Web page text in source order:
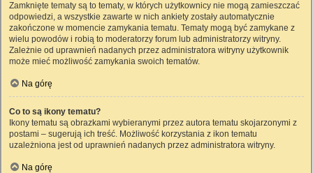
Zamknięte tematy są to tematy, w których użytkownicy nie mogą zamieszczać
odpowiedzi, a wszystkie zawarte w nich ankiety zostały automatycznie
zakończone w momencie zamykania tematu. Tematy mogą być zamykane z
wielu powodów i robią to moderatorzy forum lub administratorzy witryny.
Zależnie od uprawnień nadanych przez administratora witryny użytkownik
może mieć możliwość zamykania swoich tematów.
Na górę
Co to są ikony tematu?
Ikony tematu są obrazkami wybieranymi przez autora tematu skojarzonymi z
postami – sugerują ich treść. Możliwość korzystania z ikon tematu
uzależniona jest od uprawnień nadanych przez administratora witryny.
Na górę